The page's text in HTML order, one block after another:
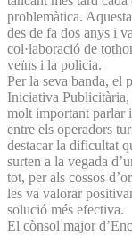
problemàtica.
des de fa dos anys i
col·laboració de
veïns i la policia.
Per la seva banda, el
Iniciativa Publicitària,
molt important parlar
entre els operadors
destacar la dificultat
surten a la vegada
tot, per als cossos
les va valorar
solució més efectiva.
El cònsol major